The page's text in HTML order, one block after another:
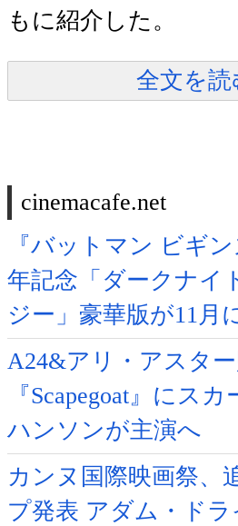
もに紹介した。
全文を読
cinemacafe.net
『バットマン ビギ
年記念「ダークナイ
ジー」豪華版が11月
A24&アリ・アスタ
『Scapegoat』にス
ハンソンが主演へ
カンヌ国際映画祭、
プ発表 アダム・ドラ